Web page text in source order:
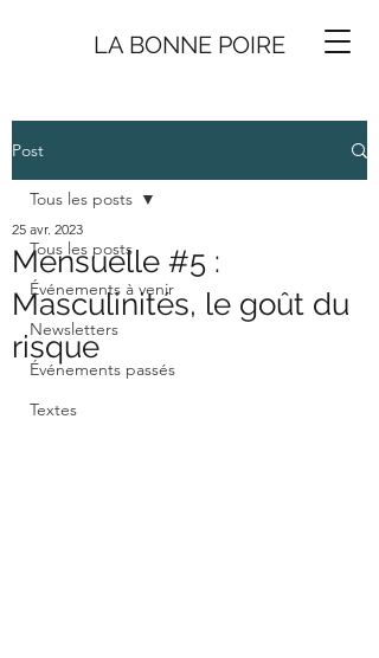
LA BONNE POIRE
Post
Tous les posts
Événements à venir
Newsletters
Événements passés
Textes
Tous les posts
Mensuelle #5 :
Masculinités, le goût du
risque
25 avr. 2023